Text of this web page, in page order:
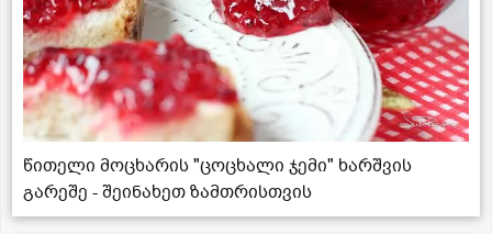
წითელი მოცხარის "ცოცხალი ჯემი" ხარშვის
გარეშე - შეინახეთ ზამთრისთვის